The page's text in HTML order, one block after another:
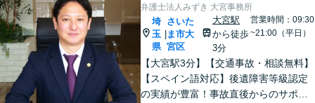
弁護士法人みずき 大宮事務所
埼
玉
県
さいた
ま市大
宮区
大宮駅
から徒歩
3分
営業時間：09:30
~21:00（平日）
【大宮駅3分】【交通事故・相談無料】
【スペイン語対応】後遺障害等級認定
の実績が豊富！事故直後からのサポー